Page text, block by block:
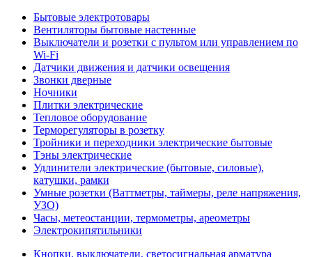
Бытовые электротовары
Вентиляторы бытовые настенные
Выключатели и розетки с пультом или управлением по
Wi-Fi
Датчики движения и датчики освещения
Звонки дверные
Ночники
Плитки электрические
Тепловое оборудование
Терморегуляторы в розетку
Тройники и переходники электрические бытовые
Тэны электрические
Удлинители электрические (бытовые, силовые),
катушки, рамки
Умные розетки (Ваттметры, таймеры, реле напряжения,
УЗО)
Часы, метеостанции, термометры, ареометры
Электрокипятильники
Кнопки, выключатели, светосигнальная арматура